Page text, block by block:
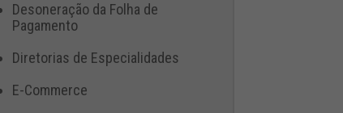
Desoneração da Folha de
Pagamento
Diretorias de Especialidades
E-Commerce